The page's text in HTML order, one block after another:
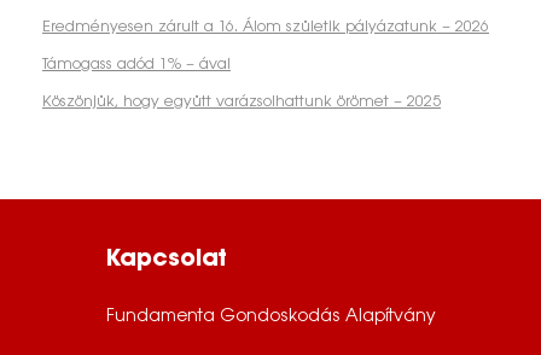
Eredményesen zárult a 16. Álom születik pályázatunk – 2026
Támogass adód 1% – ával
Köszönjük, hogy együtt varázsolhattunk örömet – 2025
Kapcsolat
Fundamenta Gondoskodás Alapítvány